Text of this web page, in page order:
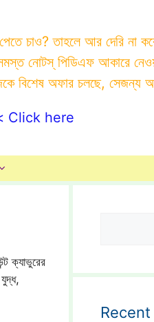
চাও? তাহলে আর দেরি না
সমস্ত নোটস্ পিডিএফ আকারে
বিশেষ অফার চলছে, সেজন্য
Click here
ক্যাভুরের